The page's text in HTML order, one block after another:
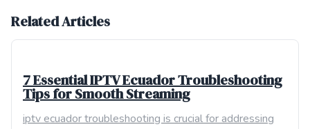
Related Articles
7 Essential IPTV Ecuador Troubleshooting
Tips for Smooth Streaming
iptv ecuador troubleshooting is crucial for addressing